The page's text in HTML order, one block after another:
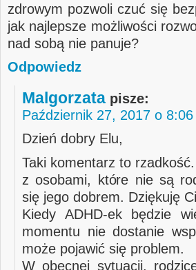
zdrowym pozwoli czuć się
jak najlepsze możliwości
nad sobą nie panuje?
Odpowiedz
Malgorzata pisze:
Październik 27, 2017 o
Dzień dobry Elu,
Taki komentarz to
z osobami, które nie są
się jego dobrem. Dziękuję
Kiedy ADHD-ek będzie
momentu nie dostanie
może pojawić się problem.
W obecnej sytuacji,